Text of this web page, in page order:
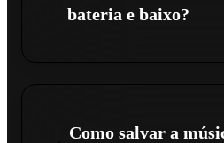
bateria e baixo?
Como salvar a